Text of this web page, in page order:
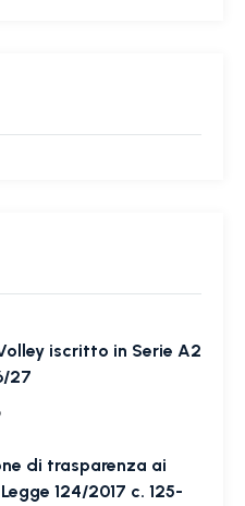
iscritto in Serie A2
27
di trasparenza ai
124/2017 c. 125-